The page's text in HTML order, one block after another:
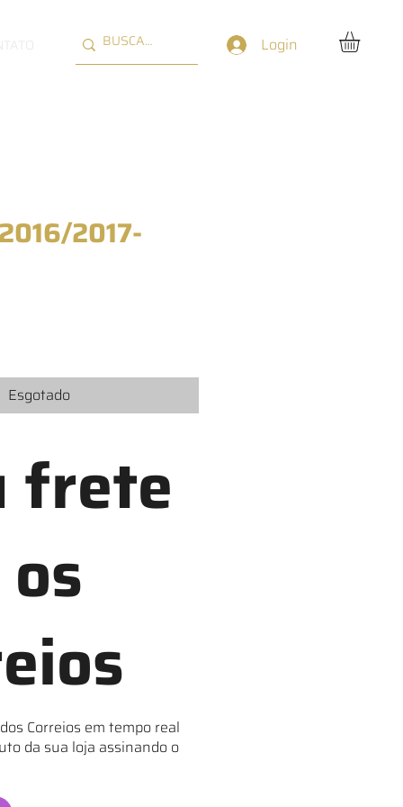
Login
2017-
Esgotado
frete
Correios em tempo real
da sua loja assinando o